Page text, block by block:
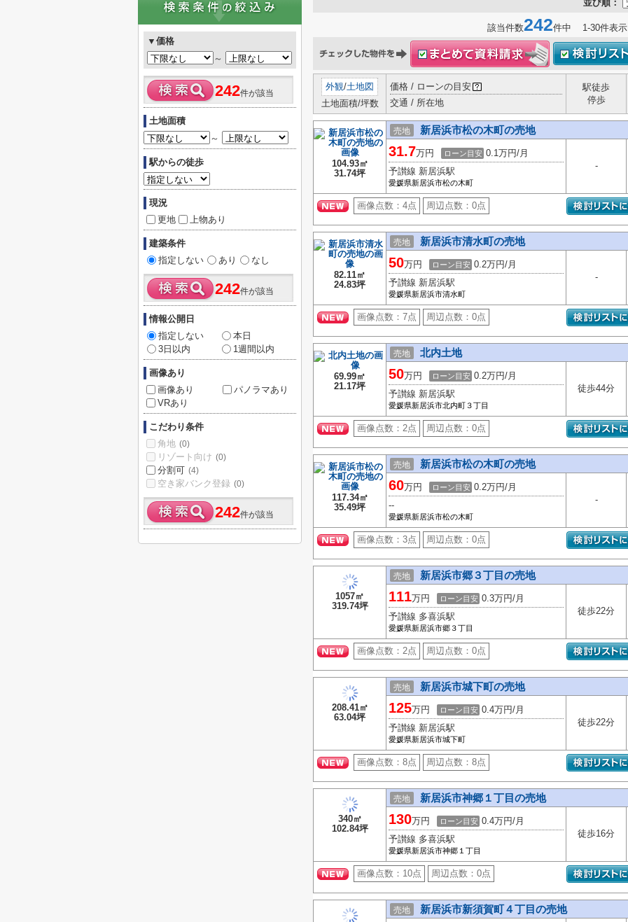
並び順：
該当件数242件中 1-30件表示
外観/土地図
土地面積/坪数
価格 / ローンの目安
交通 / 所在地
駅徒歩
停歩
104.93㎡
31.74坪
売地 新居浜市松の木町の売地
31.7万円 ローン目安 0.1万円/月
予讃線 新居浜駅
愛媛県新居浜市松の木町
-
画像点数： 4点 周辺点数： 0点
82.11㎡
24.83坪
売地 新居浜市清水町の売地
50万円 ローン目安 0.2万円/月
予讃線 新居浜駅
愛媛県新居浜市清水町
-
画像点数： 7点 周辺点数： 0点
69.99㎡
21.17坪
売地 北内土地
50万円 ローン目安 0.2万円/月
予讃線 新居浜駅
愛媛県新居浜市北内町３丁目
徒歩44分
画像点数： 2点 周辺点数： 0点
117.34㎡
35.49坪
売地 新居浜市松の木町の売地
60万円 ローン目安 0.2万円/月
--
愛媛県新居浜市松の木町
-
画像点数： 3点 周辺点数： 0点
1057㎡
319.74坪
売地 新居浜市郷３丁目の売地
111万円 ローン目安 0.3万円/月
予讃線 多喜浜駅
愛媛県新居浜市郷３丁目
徒歩22分
画像点数： 2点 周辺点数： 0点
208.41㎡
63.04坪
売地 新居浜市城下町の売地
125万円 ローン目安 0.4万円/月
予讃線 新居浜駅
愛媛県新居浜市城下町
徒歩22分
画像点数： 8点 周辺点数： 8点
340㎡
102.84坪
売地 新居浜市神郷１丁目の売地
130万円 ローン目安 0.4万円/月
予讃線 多喜浜駅
愛媛県新居浜市神郷１丁目
徒歩16分
画像点数： 10点 周辺点数： 0点
売地 新居浜市新須賀町４丁目の売地
▼価格
～
242件が該当
土地面積
～
駅からの徒歩
現況
更地
上物あり
建築条件
指定しない
あり なし
242件が該当
情報公開日
指定しない
本日
3日以内
1週間以内
画像あり
画像あり
パノラマあり
VRあり
こだわり条件
角地 (0)
リゾート向け (0)
分割可 (4)
空き家バンク登録 (0)
242件が該当